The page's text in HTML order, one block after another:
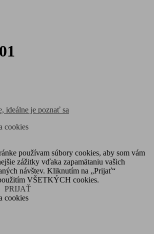
ideálne je poznať sa
cookies
používam súbory cookies, aby som vám
zážitky vďaka zapamätaniu vašich
návštev. Kliknutím na „Prijať“
VŠETKÝCH cookies.
PRIJAŤ
cookies